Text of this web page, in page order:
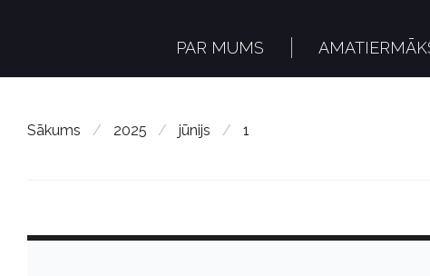
e
PAR MUMS
Sākums / 2025 / jūnijs / 1